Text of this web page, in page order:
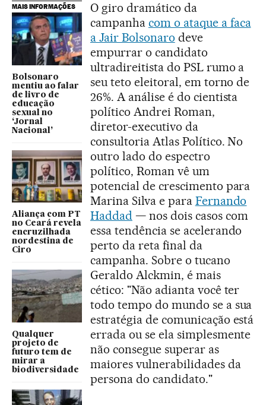
MAIS INFORMAÇÕES
Bolsonaro
mentiu ao falar
de livro de
educação
sexual no
‘Jornal
Nacional’
Aliança com PT
no Ceará revela
encruzilhada
nordestina de
Ciro
Qualquer
projeto de
futuro tem de
mirar a
biodiversidade
O giro dramático da
campanha com o ataque a faca
a Jair Bolsonaro deve
empurrar o candidato
ultradireitista do PSL rumo a
seu teto eleitoral, em torno de
26%. A análise é do cientista
político Andrei Roman,
diretor-executivo da
consultoria Atlas Político. No
outro lado do espectro
político, Roman vê um
potencial de crescimento para
Marina Silva e para Fernando
Haddad— nos dois casos com
essa tendência se acelerando
perto da reta final da
campanha. Sobre o tucano
Geraldo Alckmin, é mais
cético: "Não adianta você ter
todo tempo do mundo se a sua
estratégia de comunicação está
errada ou se ela simplesmente
não consegue superar as
maiores vulnerabilidades da
persona do candidato."